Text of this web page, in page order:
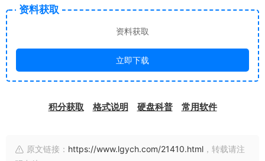
资料获取
资料获取
立即下载
积分获取 格式说明 硬盘科普 常用软件
原文链接： https://www.lgych.com/21410.html ，转载请注